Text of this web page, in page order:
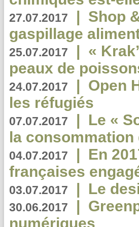
27.07.2017 | Shop
gaspillage
25.07.2017 | «
peaux de
24.07.2017 | Open
les réfugiés
07.07.2017 | Le «
la consommation
04.07.2017 | En
françaises
03.07.2017 | Le
30.06.2017 |
numériques